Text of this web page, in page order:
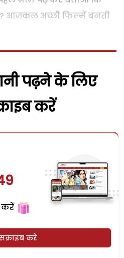
आजकल अच्छी फिल्में बनती
पढ़ने के लिए
करें
करें
करें